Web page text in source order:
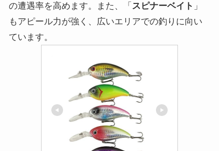
の遭遇率を高めます。また、「 スピナーベイト 」
もアピール力が強く、広いエリアでの釣りに向い
ています。